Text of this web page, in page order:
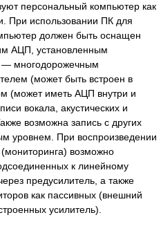
персональный компьютер как
При использовании ПК для
должен быть оснащен
АЦП, установленным
многодорожечным
(может быть встроен в
(может иметь АЦП внутри и
вокала, акустических и
возможна запись с других
уровнем. При воспроизведении
возможно
к линейному
предусилитель, а также
как пассивных (внешний
усилитель).